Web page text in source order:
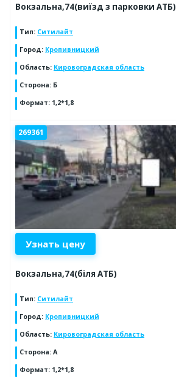
Вокзальна,74(виїзд з парковки АТБ)
Тип: Ситилайт
Город: Кропивницкий
Область: Кировоградская область
Сторона: Б
Формат: 1,2*1,8
269361
Узнать цену
Вокзальна,74(біля АТБ)
Тип: Ситилайт
Город: Кропивницкий
Область: Кировоградская область
Сторона: А
Формат: 1,2*1,8